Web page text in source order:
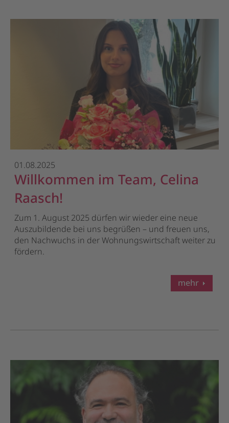
01.08.2025
Willkommen im Team, Celina
Raasch!
Zum 1. August 2025 dürfen wir wieder eine neue
Auszubildende bei uns begrüßen – und freuen uns,
den Nachwuchs in der Wohnungswirtschaft weiter zu
fördern.
mehr